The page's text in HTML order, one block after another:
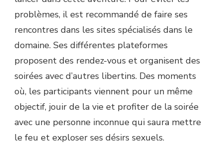
problèmes, il est recommandé de faire ses
rencontres dans les sites spécialisés dans le
domaine. Ses différentes plateformes
proposent des rendez-vous et organisent des
soirées avec d’autres libertins. Des moments
où, les participants viennent pour un même
objectif, jouir de la vie et profiter de la soirée
avec une personne inconnue qui saura mettre
le feu et exploser ses désirs sexuels.